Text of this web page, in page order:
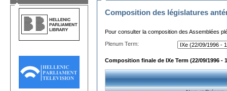
Composition des législatures
Pour consulter la composition des Assemblées
Plenum Term:
Composition finale de IXe Term (22/09/1996 -